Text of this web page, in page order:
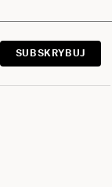
SUBSKRYBUJ